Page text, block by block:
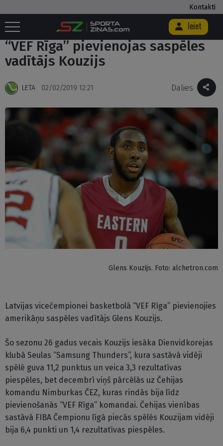
Kontakti
Ieiet
Sākums Basketbols / “VEF Rīga” pievienojas saspēles vadītājs Kouzijs
“VEF Rīga” pievienojas saspēles
vadītājs Kouzijs
LETA 02/02/2019 12:21 Dalies
Glens Kouzijs. Foto: alchetron.com
Latvijas vicečempionei basketbolā “VEF Rīga” pievienojies
amerikāņu saspēles vadītājs Glens Kouzijs.
Šo sezonu 26 gadus vecais Kouzijs iesāka Dienvidkorejas
klubā Seulas “Samsung Thunders”, kura sastāvā vidēji
spēlē guva 11,2 punktus un veica 3,3 rezultatīvas
piespēles, bet decembrī viņš pārcēlās uz Čehijas
komandu Nimburkas ČEZ, kuras rindās bija līdz
pievienošanās “VEF Rīga” komandai. Čehijas vienības
sastāvā FIBA Čempionu līgā piecās spēlēs Kouzijam vidēji
bija 6,4 punkti un 1,4 rezultatīvas piespēles.